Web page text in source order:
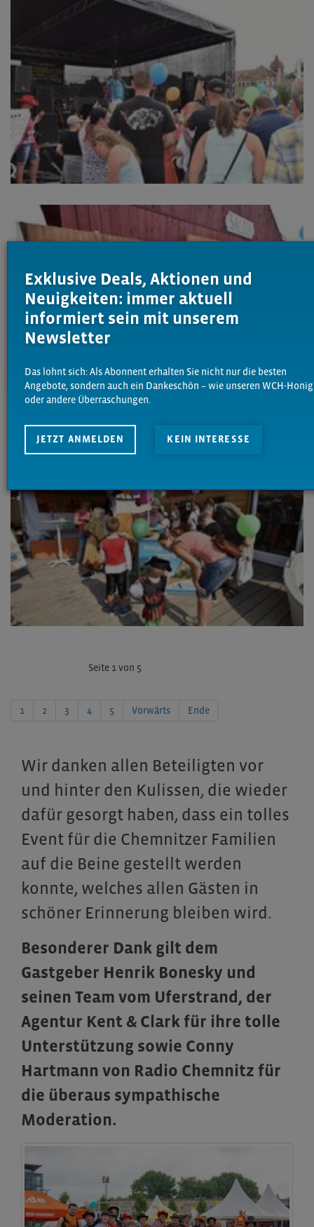
Seite 1 von 5
1 2 3 4 5 Vorwärts Ende
Wir danken allen Beteiligten vor
und hinter den Kulissen, die wieder
dafür gesorgt haben, dass ein tolles
Event für die Chemnitzer Familien
auf die Beine gestellt werden
konnte, welches allen Gästen in
schöner Erinnerung bleiben wird.
Besonderer Dank gilt dem
Gastgeber Henrik Bonesky und
seinen Team vom Uferstrand, der
Agentur Kent & Clark für ihre tolle
Unterstützung sowie Conny
Hartmann von Radio Chemnitz für
die überaus sympathische
Moderation.
Exklusive Deals, Aktionen und
Neuigkeiten: immer aktuell
informiert sein mit unserem
Newsletter
Das lohnt sich: Als Abonnent erhalten Sie nicht nur die besten
Angebote, sondern auch ein Dankeschön – wie unseren WCH-Honig
oder andere Überraschungen.
JETZT ANMELDEN KEIN INTERESSE